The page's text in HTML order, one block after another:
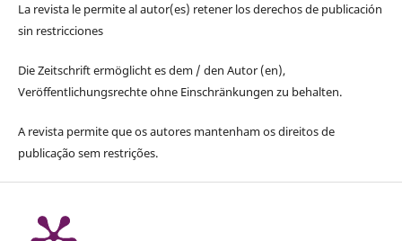
La revista le permite al autor(es) retener los derechos de publicación
sin restricciones
Die Zeitschrift ermöglicht es dem / den Autor (en),
Veröffentlichungsrechte ohne Einschränkungen zu behalten.
A revista permite que os autores mantenham os direitos de
publicação sem restrições.